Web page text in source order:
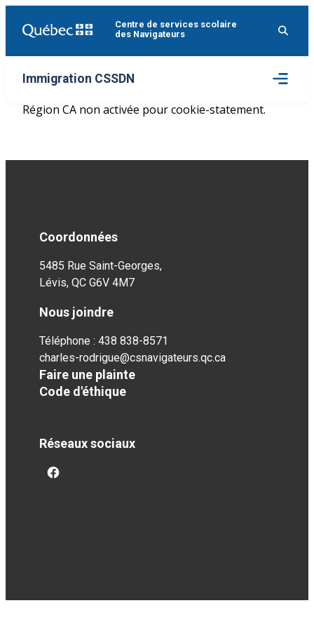
Centre de services scolaire
des Navigateurs
Immigration CSSDN
Ouvrir
le
Région CA non activée pour cookie-statement.
Coordonnées
5485 Rue Saint-Georges,
Lévis, QC G6V 4M7
Nous joindre
Téléphone : 438 838-8571
charles-rodrigue@csnavigateurs.qc.ca
Faire une plainte
Code d'éthique
Réseaux sociaux
facebook